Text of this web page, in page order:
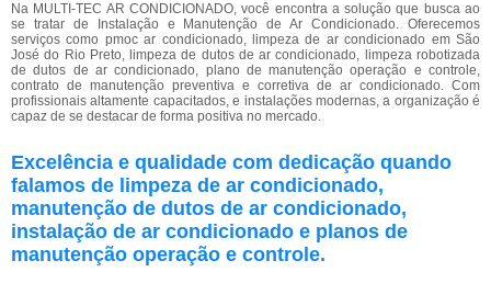
Na MULTI-TEC AR CONDICIONADO, você encontra a solução que busca ao
se tratar de Instalação e Manutenção de Ar Condicionado. Oferecemos
serviços como pmoc ar condicionado, limpeza de ar condicionado em São
José do Rio Preto, limpeza de dutos de ar condicionado, limpeza robotizada
de dutos de ar condicionado, plano de manutenção operação e controle,
contrato de manutenção preventiva e corretiva de ar condicionado. Com
profissionais altamente capacitados, e instalações modernas, a organização é
capaz de se destacar de forma positiva no mercado.
Excelência e qualidade com dedicação quando
falamos de limpeza de ar condicionado,
manutenção de dutos de ar condicionado,
instalação de ar condicionado e planos de
manutenção operação e controle.